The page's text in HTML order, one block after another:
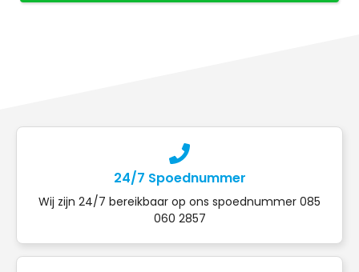
24/7 Spoednummer
Wij zijn 24/7 bereikbaar op ons spoednummer 085
060 2857